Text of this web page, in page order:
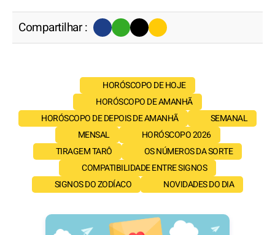
Compartilhar :
HORÓSCOPO DE HOJE
HORÓSCOPO DE AMANHÃ
HORÓSCOPO DE DEPOIS DE AMANHÃ
SEMANAL
MENSAL
HORÓSCOPO 2026
TIRAGEM TARÔ
OS NÚMEROS DA SORTE
COMPATIBILIDADE ENTRE SIGNOS
SIGNOS DO ZODÍACO
NOVIDADES DO DIA